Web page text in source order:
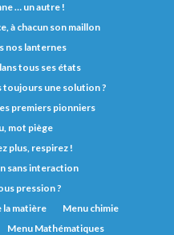
… un autre !
à chacun son maillon
nos lanternes
tous ses états
toujours une solution ?
premiers pionniers
mot piège
plus, respirez !
sans interaction
pression ?
la matière
Menu chimie
Menu Mathématiques